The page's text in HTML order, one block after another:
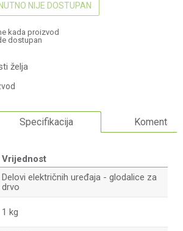
NIJE DOSTUPAN
kada proizvod
dostupan
želja
Specifikacija Komentari
Vrijednost
Delovi električnih uređaja - glodalice za
drvo
1 kg